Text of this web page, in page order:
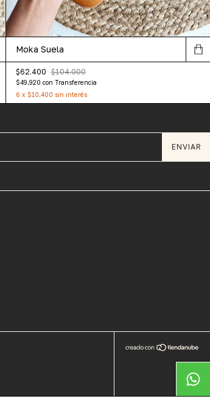
Moka Suela
$62.400 $104.000
$49.920 con Transferencia
6 x $10.400 sin interés